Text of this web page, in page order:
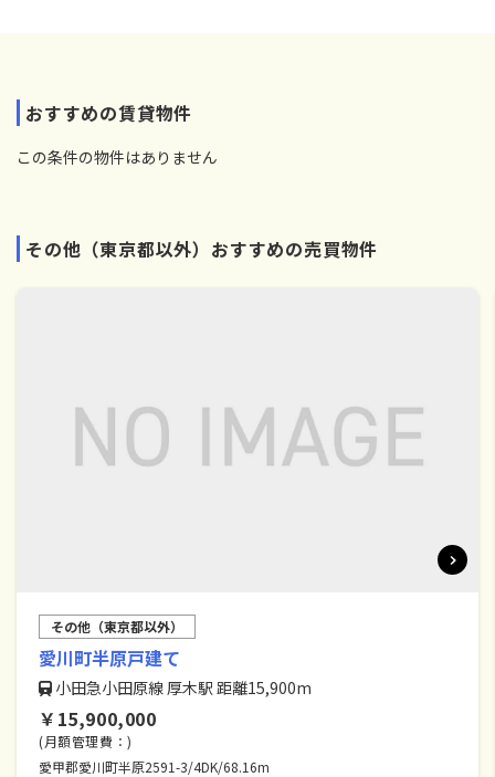
おすすめの賃貸物件
この条件の物件はありません
その他（東京都以外）おすすめの売買物件
その他（東京都以外）
愛川町半原戸建て
小田急小田原線 厚木駅 距離15,900m
￥15,900,000
(月額管理費：)
愛甲郡愛川町半原2591-3/4DK/68.16m